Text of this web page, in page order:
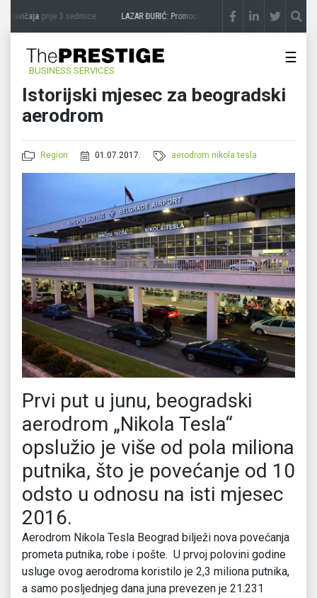
zavičajaprije 3 sedmice LAZAR ĐURIĆ: Promocija potencijal pretvara u destinaciju
BUSINESS SERVICES
☰
Istorijski mjesec za beogradski
aerodrom
Region 01.07.2017. aerodrom nikola tesla
Prvi put u junu, beogradski
aerodrom „Nikola Tesla“
opslužio je više od pola miliona
putnika, što je povećanje od 10
odsto u odnosu na isti mjesec
2016.
Aerodrom Nikola Tesla Beograd bilježi nova povećanja
prometa putnika, robe i pošte. U prvoj polovini godine
usluge ovog aerodroma koristilo je 2,3 miliona putnika,
a samo posljednjeg dana juna prevezen je 21.231